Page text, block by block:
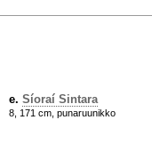
e. Síoraí Sintara
8, 171 cm, punaruunikko